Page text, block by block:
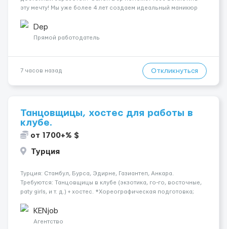
эту мечту! Мы уже более 4 лет создаем идеальный маникюр
Благодаря большой базе постоянных клиентов и плотной
записи на месяц вперед, мы ...
Dep
Прямой работодатель
7 часов назад Откликнуться
Танцовщицы, хостес для работы в
клубе.
от 1700+% $
Турция
Турция: Стамбул, Бурса, Эдирне, Газиантеп, Анкара.
Требуются: Танцовщицы в клубе (экзотика, го-го, восточные,
paty girls, и т. д.) + хостес. *Хореографическая подготовка;
загранпаспорта; Рабочая виза. Контракт от четырех месяцев
до год...
KENjob
Агентство